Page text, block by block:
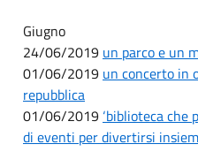
Giugno
24/06/2019 un parco e un
01/06/2019 un concerto in
repubblica
01/06/2019 ‘biblioteca che
di eventi per divertirsi